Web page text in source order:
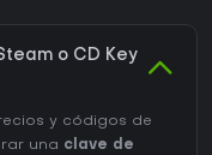
o CD Key
y códigos de
una clave de